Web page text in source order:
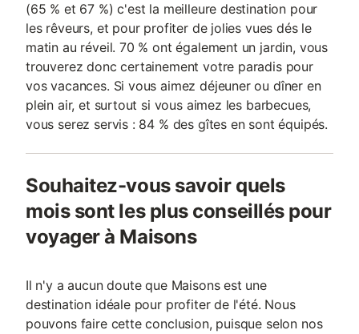
(65 % et 67 %) c'est la meilleure destination pour
les rêveurs, et pour profiter de jolies vues dés le
matin au réveil. 70 % ont également un jardin, vous
trouverez donc certainement votre paradis pour
vos vacances. Si vous aimez déjeuner ou dîner en
plein air, et surtout si vous aimez les barbecues,
vous serez servis : 84 % des gîtes en sont équipés.
Souhaitez-vous savoir quels
mois sont les plus conseillés pour
voyager à Maisons
Il n'y a aucun doute que Maisons est une
destination idéale pour profiter de l'été. Nous
pouvons faire cette conclusion, puisque selon nos